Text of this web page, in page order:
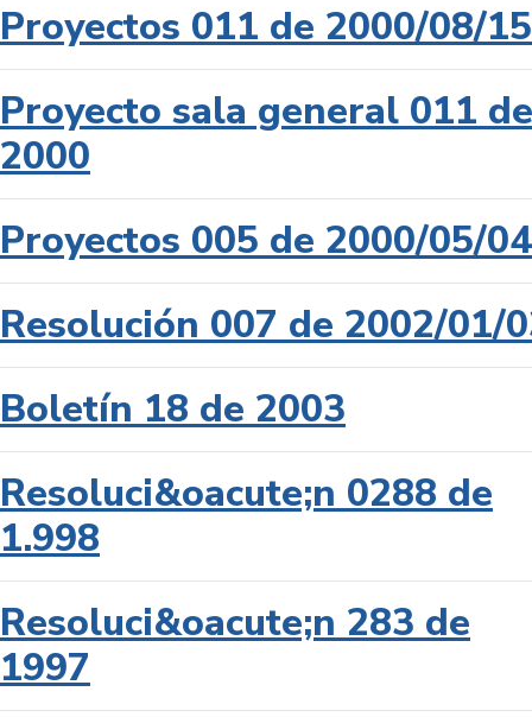
Proyectos 011 de 2000/08/15
Proyecto sala general 011 de
2000
Proyectos 005 de 2000/05/04
Resolución 007 de 2002/01/
Boletín 18 de 2003
Resoluci&oacute;n 0288 de
1.998
Resoluci&oacute;n 283 de
1997